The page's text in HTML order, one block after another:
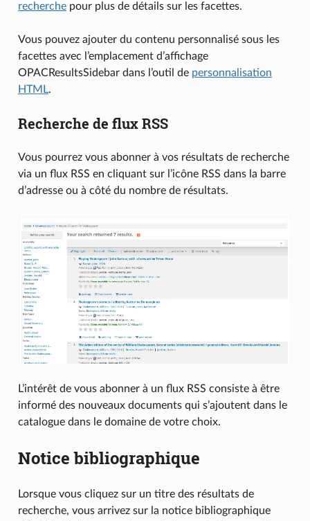
recherchepour plus de détails sur les facettes.
Vous pouvez ajouter du contenu personnalisé sous les
facettes avec l’emplacement d’affichage
OPACResultsSidebar dans l’outil de personnalisation
HTML.
Recherche de flux RSS
Vous pourrez vous abonner à vos résultats de recherche
via un flux RSS en cliquant sur l’icône RSS dans la barre
d’adresse ou à côté du nombre de résultats.
L’intérêt de vous abonner à un flux RSS consiste à être
informé des nouveaux documents qui s’ajoutent dans le
catalogue dans le domaine de votre choix.
Notice bibliographique
Lorsque vous cliquez sur un titre des résultats de
recherche, vous arrivez sur la notice bibliographique